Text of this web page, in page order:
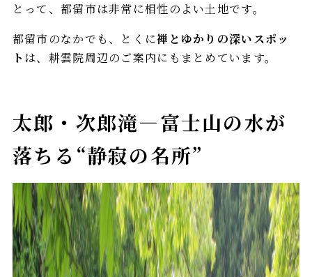
とって、都留市は非常に相性のよい土地です。
都留市のなかでも、とくに禅とゆかりの深いスポッ
ト は、耕雲院周辺のご案内にもまとめています。
太郎・次郎滝—富士山の水が
落ちる“静寂の名所”